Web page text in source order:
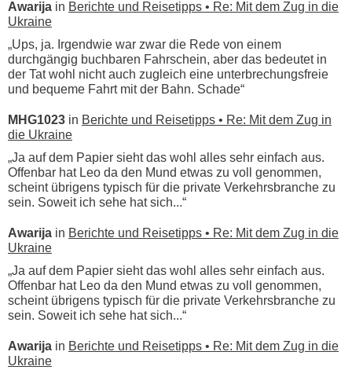
Awarija in Berichte und Reisetipps • Re: Mit dem Zug in die
Ukraine
„Ups, ja. Irgendwie war zwar die Rede von einem
durchgängig buchbaren Fahrschein, aber das bedeutet in
der Tat wohl nicht auch zugleich eine unterbrechungsfreie
und bequeme Fahrt mit der Bahn. Schade“
MHG1023 in Berichte und Reisetipps • Re: Mit dem Zug in
die Ukraine
„Ja auf dem Papier sieht das wohl alles sehr einfach aus.
Offenbar hat Leo da den Mund etwas zu voll genommen,
scheint übrigens typisch für die private Verkehrsbranche zu
sein. Soweit ich sehe hat sich...“
Awarija in Berichte und Reisetipps • Re: Mit dem Zug in die
Ukraine
„Ja auf dem Papier sieht das wohl alles sehr einfach aus.
Offenbar hat Leo da den Mund etwas zu voll genommen,
scheint übrigens typisch für die private Verkehrsbranche zu
sein. Soweit ich sehe hat sich...“
Awarija in Berichte und Reisetipps • Re: Mit dem Zug in die
Ukraine